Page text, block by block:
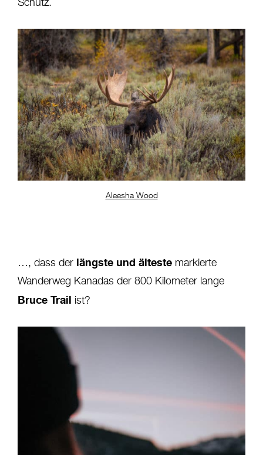
Schutz.
Aleesha Wood
…, dass der längste und älteste markierte
Wanderweg Kanadas der 800 Kilometer lange
Bruce Trail ist?